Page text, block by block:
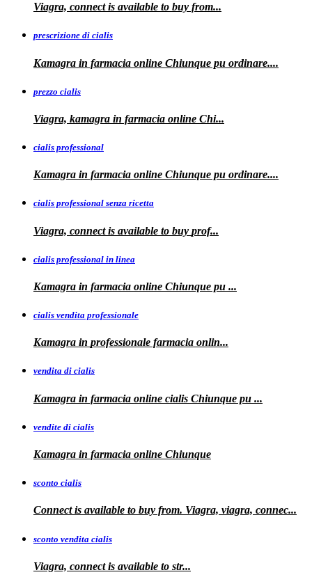
Viagra, connect is available to buy from...
prescrizione di cialis
Kamagra in farmacia online Chiunque pu ordinare....
prezzo cialis
Viagra, kamagra in farmacia online Chi...
cialis professional
Kamagra in farmacia online Chiunque pu ordinare....
cialis professional senza ricetta
Viagra, connect is available to buy prof...
cialis professional in linea
Kamagra in farmacia online Chiunque pu ...
cialis vendita professionale
Kamagra in professionale farmacia onlin...
vendita di cialis
Kamagra in farmacia online cialis Chiunque pu ...
vendite di cialis
Kamagra in farmacia online Chiunque
sconto cialis
Connect is available to buy from. Viagra, viagra, connec...
sconto vendita cialis
Viagra, connect is available to str...